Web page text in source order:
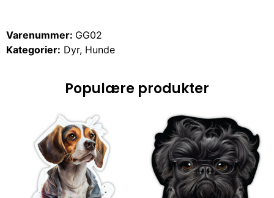
Varenummer: GG02
Kategorier: Dyr, Hunde
Populære produkter